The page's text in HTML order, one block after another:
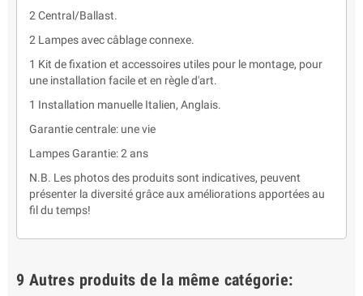
2 Central/Ballast.
2 Lampes avec câblage connexe.
1 Kit de fixation et accessoires utiles pour le montage, pour
une installation facile et en règle d'art.
1 Installation manuelle Italien, Anglais.
Garantie centrale: une vie
Lampes Garantie: 2 ans
N.B. Les photos des produits sont indicatives, peuvent
présenter la diversité grâce aux améliorations apportées au
fil du temps!
9 Autres produits de la même catégorie: